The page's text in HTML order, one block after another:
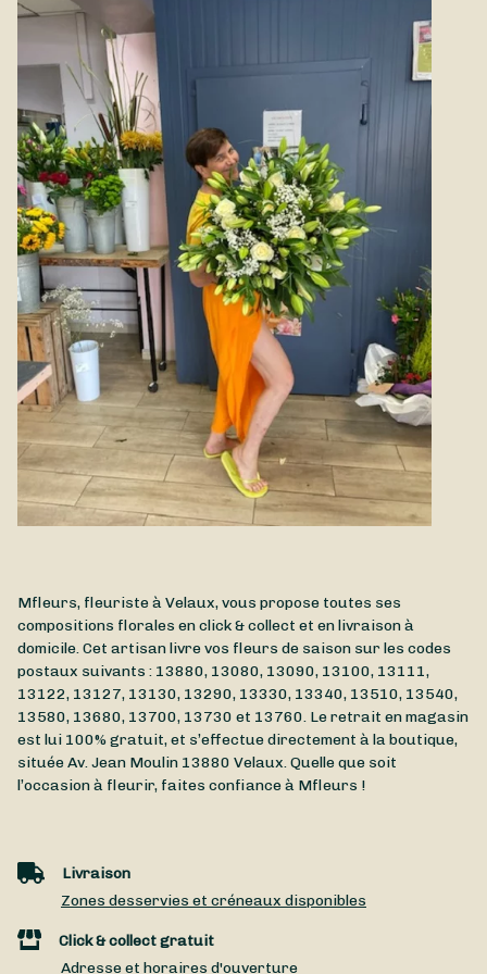
Mfleurs, fleuriste à Velaux, vous propose toutes ses
compositions florales en click & collect et en livraison à
domicile. Cet artisan livre vos fleurs de saison sur les codes
postaux suivants : 13880, 13080, 13090, 13100, 13111,
13122, 13127, 13130, 13290, 13330, 13340, 13510, 13540,
13580, 13680, 13700, 13730 et 13760. Le retrait en magasin
est lui 100% gratuit, et s’effectue directement à la boutique,
situéeAv. Jean Moulin 13880 Velaux. Quelle que soit
l’occasion à fleurir, faites confiance à Mfleurs !
Livraison
Zones desservies et créneaux disponibles
Click & collect gratuit
Adresse et horaires d'ouverture